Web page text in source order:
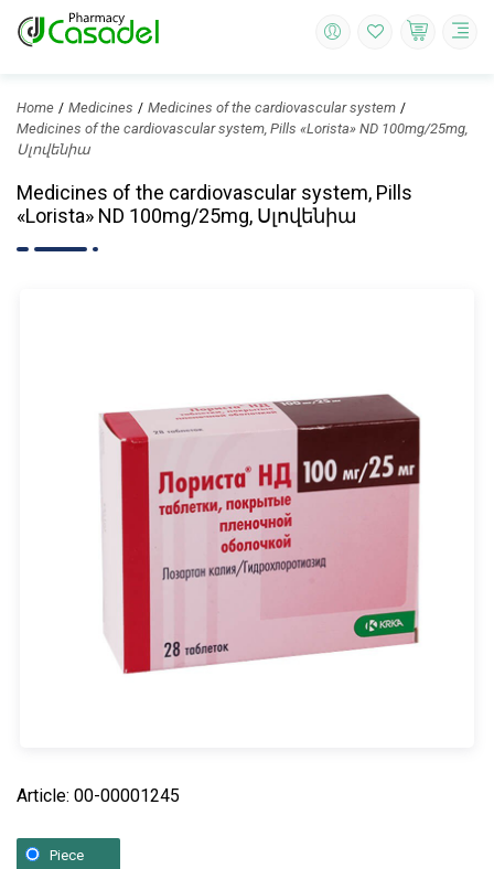
Home Medicines
Medicines of the cardiovascular system
Medicines of the cardiovascular system, Pills «Lorista» ND 100mg/25mg,
Սլովենիա
Medicines of the cardiovascular system, Pills
«Lorista» ND 100mg/25mg, Սլովենիա
Article: 00-00001245
Piece